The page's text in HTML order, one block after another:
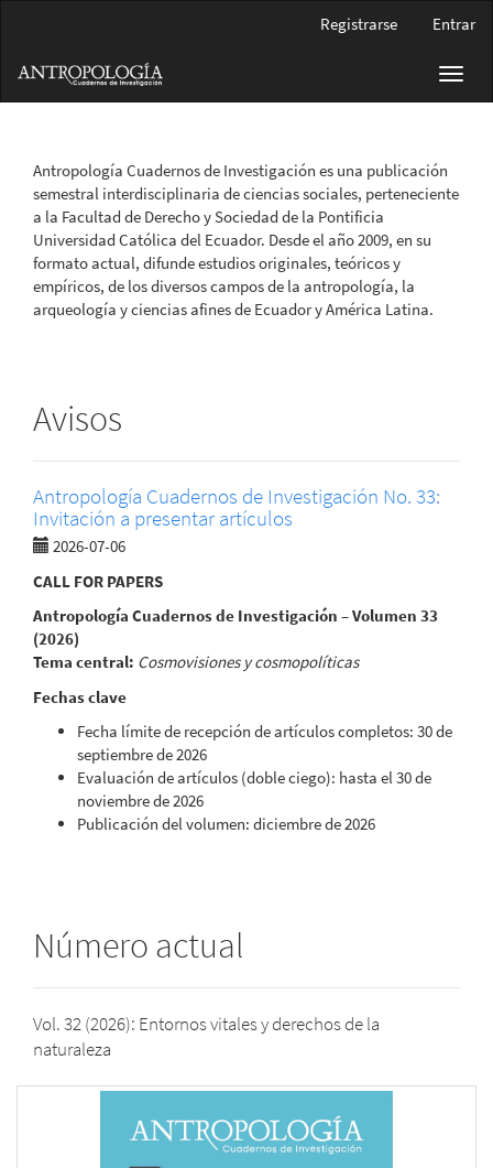
principal
Barra
Registrarse Entrar
Antropología Cuadernos de Investigación es una publicación
semestral interdisciplinaria de ciencias sociales, perteneciente
a la Facultad de Derecho y Sociedad de la Pontificia
Universidad Católica del Ecuador. Desde el año 2009, en su
formato actual, difunde estudios originales, teóricos y
empíricos, de los diversos campos de la antropología, la
arqueología y ciencias afines de Ecuador y América Latina.
Avisos
Antropología Cuadernos de Investigación No. 33:
Invitación a presentar artículos
2026-07-06
CALL FOR PAPERS
Antropología Cuadernos de Investigación – Volumen 33
(2026)
Tema central: Cosmovisiones y cosmopolíticas
Fechas clave
Fecha límite de recepción de artículos completos: 30 de
septiembre de 2026
Evaluación de artículos (doble ciego): hasta el 30 de
noviembre de 2026
Publicación del volumen: diciembre de 2026
Número actual
Vol. 32 (2026): Entornos vitales y derechos de la
naturaleza